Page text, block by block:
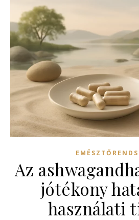
Az
jótékony
használati